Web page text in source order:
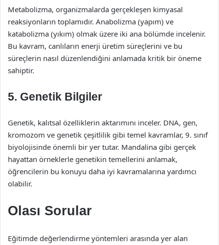
Metabolizma, organizmalarda gerçekleşen kimyasal
reaksiyonların toplamıdır. Anabolizma (yapım) ve
katabolizma (yıkım) olmak üzere iki ana bölümde incelenir.
Bu kavram, canlıların enerji üretim süreçlerini ve bu
süreçlerin nasıl düzenlendiğini anlamada kritik bir öneme
sahiptir.
5. Genetik Bilgiler
Genetik, kalıtsal özelliklerin aktarımını inceler. DNA, gen,
kromozom ve genetik çeşitlilik gibi temel kavramlar, 9. sınıf
biyolojisinde önemli bir yer tutar. Mandalina gibi gerçek
hayattan örneklerle genetikin temellerini anlamak,
öğrencilerin bu konuyu daha iyi kavramalarına yardımcı
olabilir.
Olası Sorular
Eğitimde değerlendirme yöntemleri arasında yer alan